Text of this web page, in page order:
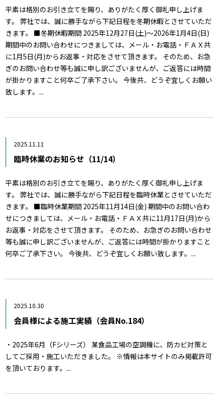
平素は格別のお引き立てを賜り、ありがたく厚く御礼申し上げま
す。 弊社では、誠に勝手ながら下記日程を冬期休暇とさせていただ
きます。 ■冬期休暇期間 2025年12月27日(土)～2026年1月4日(日)
期間中のお問い合わせにつきましては、メール・お電話・ＦＡＸ共
に1月5日(月)からお返事・対応をさせて頂きます。 そのため、お急
ぎのお問い合わせ等も誠に申し訳ございませんが、ご返答には時間
が掛かりますこと何卒ご了承下さい。 今後共、どうぞ宜しくお願い
致します。...
2025.11.11
臨時休業のお知らせ（11/14）
平素は格別のお引き立てを賜り、ありがたく厚く御礼申し上げま
す。 弊社では、誠に勝手ながら下記日程を臨時休業とさせていただ
きます。 ■臨時休業期間 2025年11月14日(金) 期間中のお問い合わ
せにつきましては、メール・お電話・ＦＡＸ共に11月17日(月)から
お返事・対応をさせて頂きます。 そのため、お急ぎのお問い合わせ
等も誠に申し訳ございませんが、ご返答には時間が掛かりますこと
何卒ご了承下さい。 今後共、どうぞ宜しくお願い致します。...
2025.10.30
会員様による施工実績（会員No.184）
・2025年6月（Fシリーズ） 某食品工場の空調機に、防カビ対策と
してご採用・施工いただきました。 ※情報は本サイトのみ掲載許可
を頂いております。...